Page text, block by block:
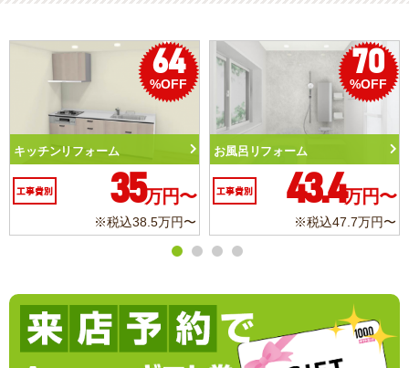
円〜
50
トイレリフォーム
10.3 万円〜
※税込11.3万円〜
洗面化粧台リフォーム
工事費別 6.2
※税込